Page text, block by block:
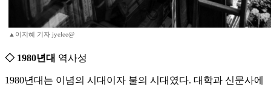
▲이지혜 기자 jyelee@
◇ 1980년대 역사성
1980년대는 이념의 시대이자 불의 시대였다. 대학과 신문사에